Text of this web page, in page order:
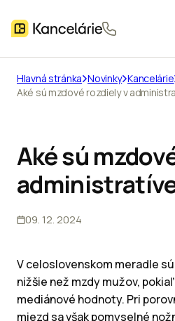
Hlavná stránka Novinky Kancelárie
Aké sú mzdové rozdiely v
Aké sú
09. 12. 2024
V celoslovenskom meradle sú
nižšie než mzdy mužov,
mediánové hodnoty. Pri
miezd sa však pomyselné